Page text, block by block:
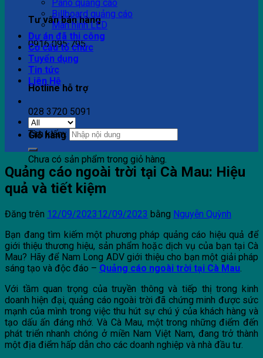
Tư vấn bán hàng
0916 095 795
Hotline hỗ trợ
028 3720 5091
Giỏ hàng
Chưa có sản phẩm trong giỏ hàng.
Pano quảng cáo
Billboard quảng cáo
Màn hình LED
Dự án đã thi công
Cơ cấu tổ chức
Tuyển dụng
Tin tức
Liên Hệ
Tìm kiếm:
Quảng cáo ngoài trời tại Cà Mau: Hiệu
quả và tiết kiệm
Đăng trên 12/09/202312/09/2023 bằng Nguyễn Quỳnh
Bạn đang tìm kiếm một phương pháp quảng cáo hiệu quả để
giới thiệu thương hiệu, sản phẩm hoặc dịch vụ của bạn tại Cà
Mau? Hãy để Nam Long ADV giới thiệu cho bạn một giải pháp
sáng tạo và độc đáo – Quảng cáo ngoài trời tại Cà Mau.
Với tầm quan trọng của truyền thông và tiếp thị trong kinh
doanh hiện đại, quảng cáo ngoài trời đã chứng minh được sức
mạnh của mình trong việc thu hút sự chú ý của khách hàng và
tạo dấu ấn đáng nhớ. Và Cà Mau, một trong những điểm đến
phát triển nhanh chóng ở miền Nam Việt Nam, đang trở thành
một địa điểm hấp dẫn cho các doanh nghiệp và nhà đầu tư.